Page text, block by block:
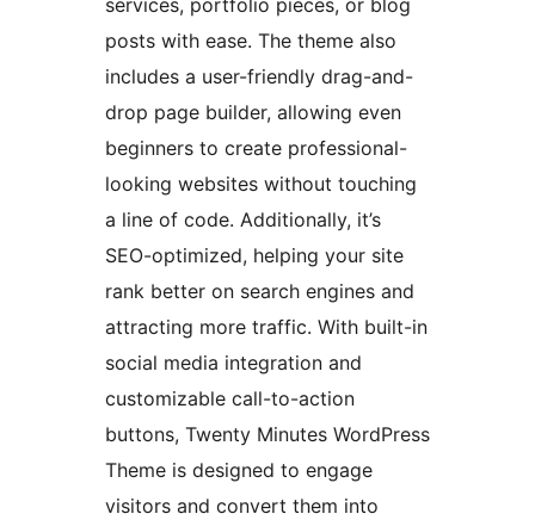
services, portfolio pieces, or blog
posts with ease. The theme also
includes a user-friendly drag-and-
drop page builder, allowing even
beginners to create professional-
looking websites without touching
a line of code. Additionally, it’s
SEO-optimized, helping your site
rank better on search engines and
attracting more traffic. With built-in
social media integration and
customizable call-to-action
buttons, Twenty Minutes WordPress
Theme is designed to engage
visitors and convert them into